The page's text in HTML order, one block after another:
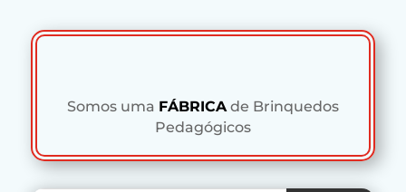
Somos uma FÁBRICAde Brinquedos
Pedagógicos